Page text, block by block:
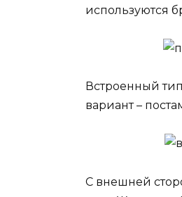
используются
Встроенный
вариант –
С внешней